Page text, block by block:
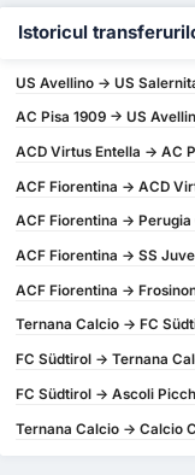
Istoricul
US Avellino -> US
AC Pisa 1909 -> US
ACD Virtus Entella -> AC
ACF Fiorentina -> ACD
ACF Fiorentina ->
ACF Fiorentina -> SS
ACF Fiorentina ->
Ternana Calcio -> FC
FC Südtirol -> Ternana
FC Südtirol -> Ascoli
Ternana Calcio -> Calcio